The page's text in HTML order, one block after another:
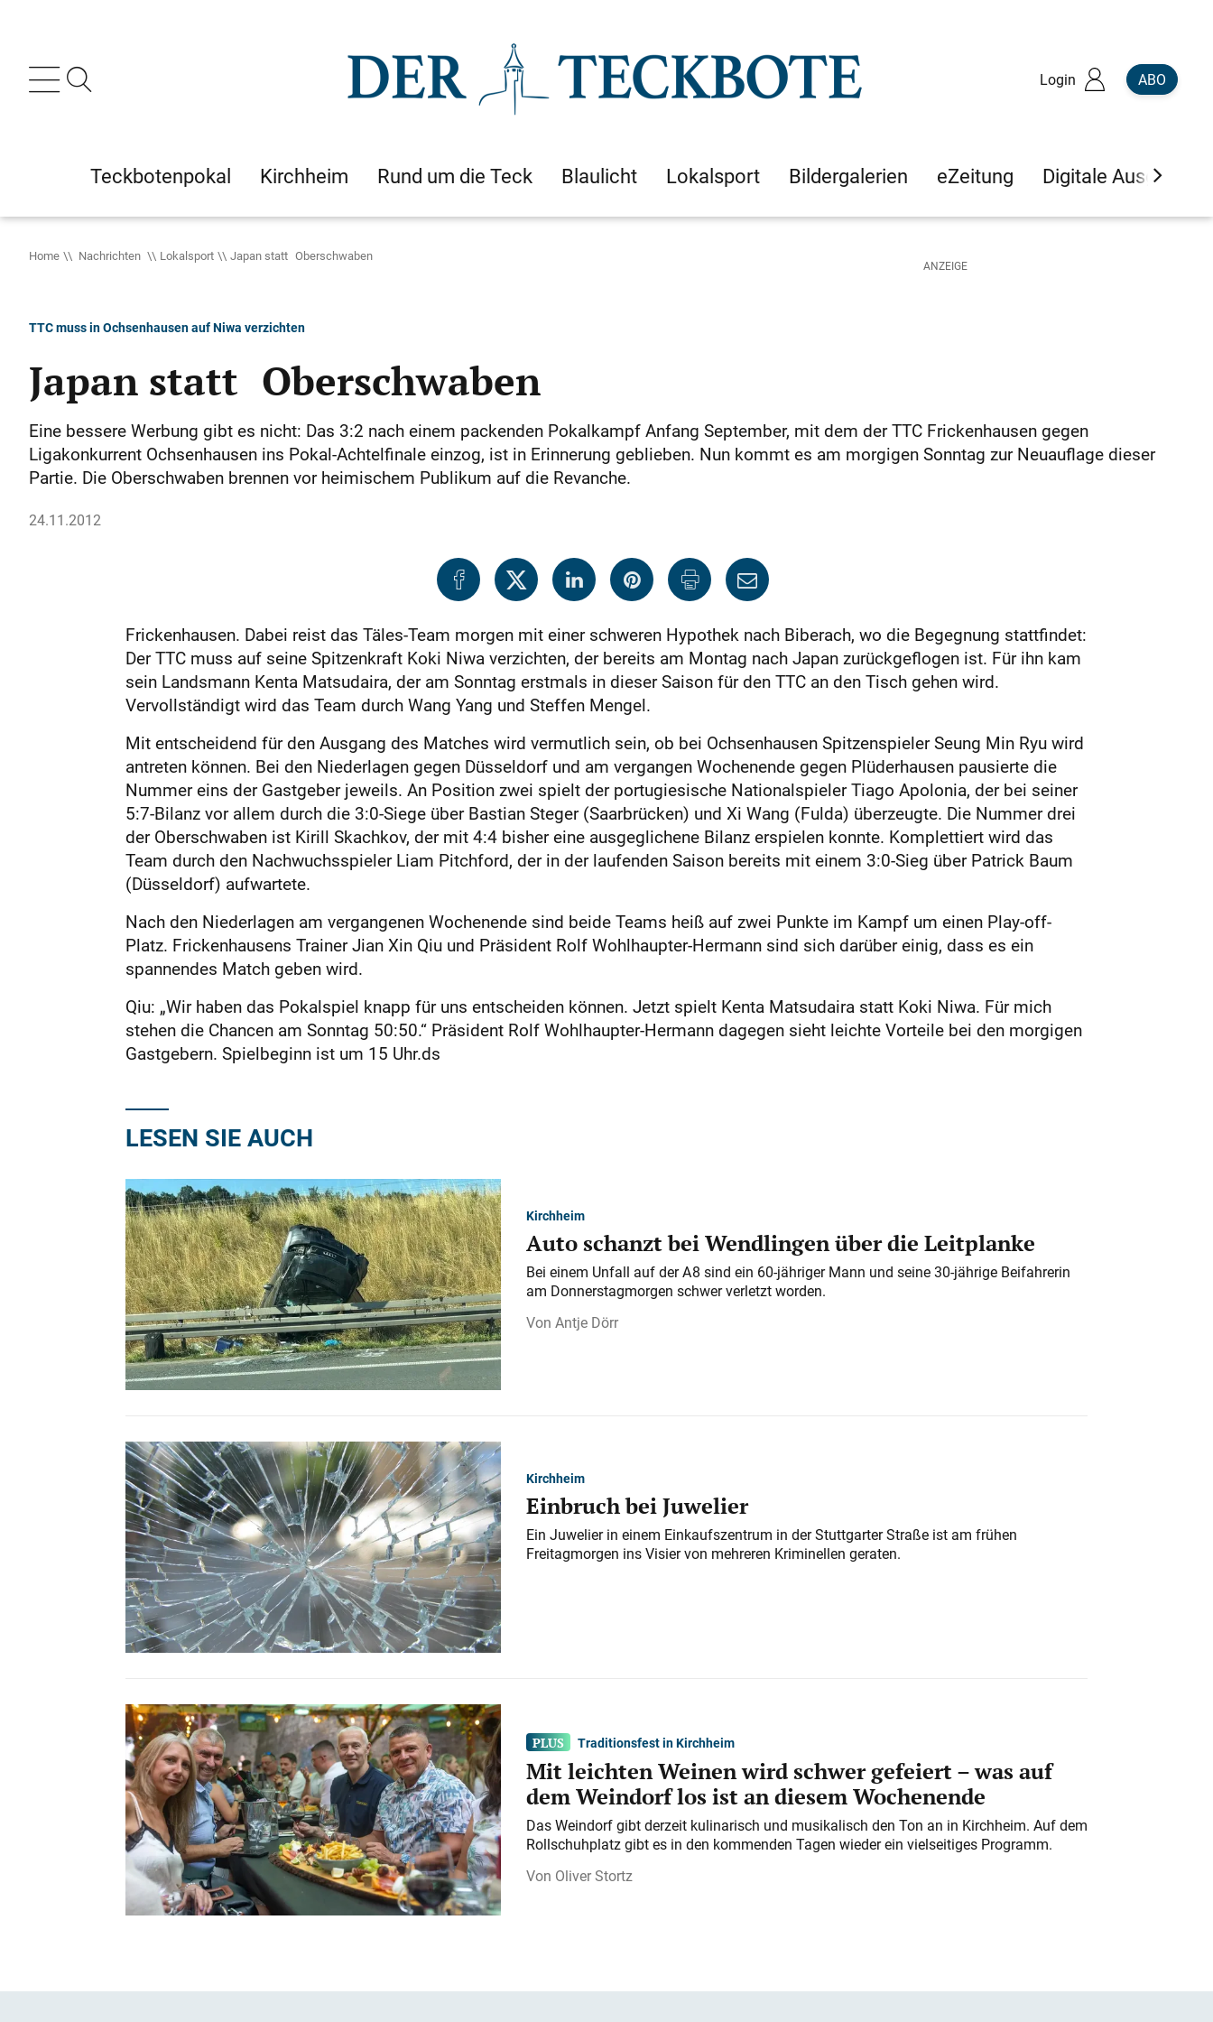
Login ABO
Teckbotenpokal Kirchheim Rund um die Teck Blaulicht Lokalsport Bildergalerien eZeitung Digitale Ausgaben
Home Nachrichten Lokalsport Japan statt Oberschwaben
TTC muss in Ochsenhausen auf Niwa verzichten
Japan statt Oberschwaben
Eine bessere Werbung gibt es nicht: Das 3:2 nach einem packenden Pokalkampf Anfang September, mit dem der TTC Frickenhausen gegen
Ligakonkurrent Ochsenhausen ins Pokal-Achtelfinale einzog, ist in Erinnerung geblieben. Nun kommt es am morgigen Sonntag zur Neuauflage dieser
Partie. Die Oberschwaben brennen vor heimischem Publikum auf die Revanche.
24.11.2012
Frickenhausen. Dabei reist das Täles-Team morgen mit einer schweren Hypothek nach Biberach, wo die Begegnung stattfindet:
Der TTC muss auf seine Spitzenkraft Koki Niwa verzichten, der bereits am Montag nach Japan zurückgeflogen ist. Für ihn kam
sein Landsmann Kenta Matsudaira, der am Sonntag erstmals in dieser Saison für den TTC an den Tisch gehen wird.
Vervollständigt wird das Team durch Wang Yang und Steffen Mengel.
Mit entscheidend für den Ausgang des Matches wird vermutlich sein, ob bei Ochsenhausen Spitzenspieler Seung Min Ryu wird
antreten können. Bei den Niederlagen gegen Düsseldorf und am vergangen Wochenende gegen Plüderhausen pausierte die
Nummer eins der Gastgeber jeweils. An Position zwei spielt der portugiesische Nationalspieler Tiago Apolonia, der bei seiner
5:7-Bilanz vor allem durch die 3:0-Siege über Bastian Steger (Saarbrücken) und Xi Wang (Fulda) überzeugte. Die Nummer drei
der Oberschwaben ist Kirill Skachkov, der mit 4:4 bisher eine ausgeglichene Bilanz erspielen konnte. Komplettiert wird das
Team durch den Nachwuchsspieler Liam Pitchford, der in der laufenden Saison bereits mit einem 3:0-Sieg über Patrick Baum
(Düsseldorf) aufwartete.
Nach den Niederlagen am vergangenen Wochenende sind beide Teams heiß auf zwei Punkte im Kampf um einen Play-off-
Platz. Frickenhausens Trainer Jian Xin Qiu und Präsident Rolf Wohlhaupter-Hermann sind sich darüber einig, dass es ein
spannendes Match geben wird.
Qiu: „Wir haben das Pokalspiel knapp für uns entscheiden können. Jetzt spielt Kenta Matsudaira statt Koki Niwa. Für mich
stehen die Chancen am Sonntag 50:50.“ Präsident Rolf Wohlhaupter-Hermann dagegen sieht leichte Vorteile bei den morgigen
Gastgebern. Spielbeginn ist um 15 Uhr.ds
LESEN SIE AUCH
Kirchheim
Auto schanzt bei Wendlingen über die Leitplanke
Bei einem Unfall auf der A 8 sind ein 60-jähriger Mann und seine 30-jährige Beifahrerin
am Donnerstagmorgen schwer verletzt worden.
Antje Dörr
Kirchheim
Einbruch bei Juwelier
Ein Juwelier in einem Einkaufszentrum in der Stuttgarter Straße ist am frühen
Freitagmorgen ins Visier von mehreren Kriminellen geraten.
Traditionsfest in Kirchheim
Mit leichten Weinen wird schwer gefeiert – was auf
dem Weindorf los ist an diesem Wochenende
Das Weindorf gibt derzeit kulinarisch und musikalisch den Ton an in Kirchheim. Auf dem
Rollschuhplatz gibt es in den kommenden Tagen wieder ein vielseitiges Programm.
Oliver Stortz